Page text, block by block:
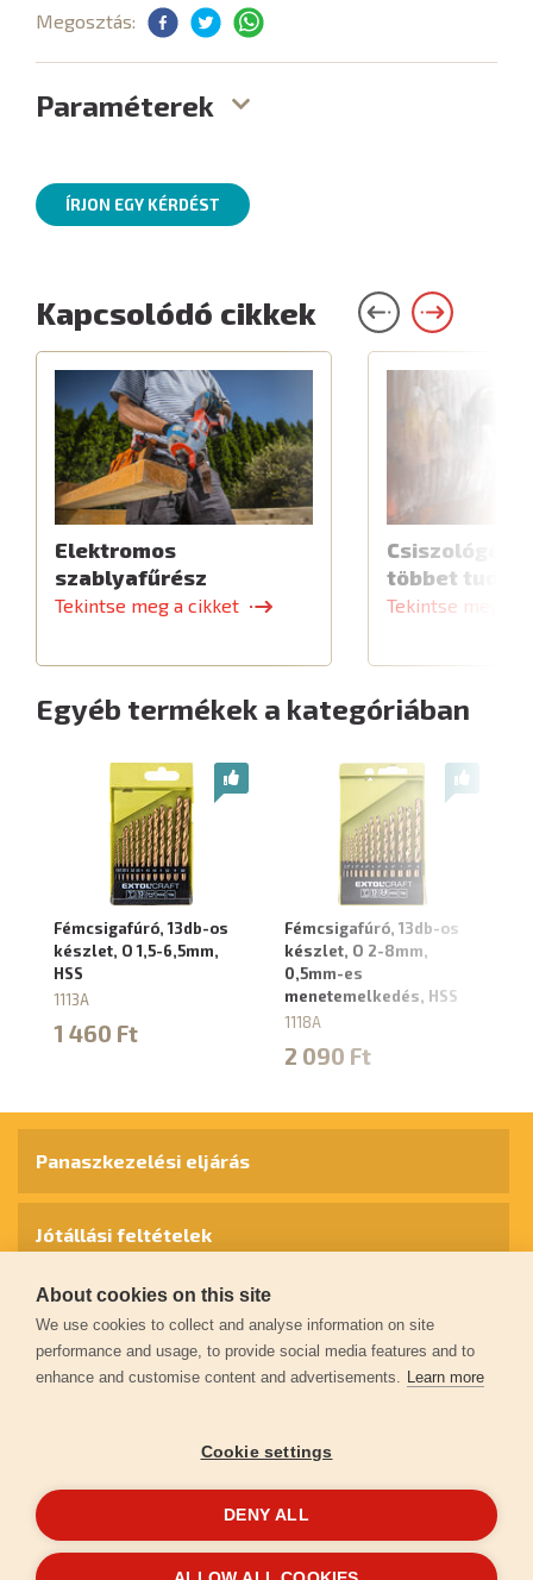
Megosztás:
Paraméterek
ÍRJON EGY KÉRDÉST
Kapcsolódó cikkek
Elektromos
szablyafűrész
Tekintse meg a cikket
Csiszológép,
többet tud
Tekintse meg a
Egyéb termékek a kategóriában
Fémcsigafúró, 13db-os
készlet, O 1,5-6,5mm,
HSS
1113A
1 460 Ft
Fémcsigafúró, 13db-os
készlet, O 2-8mm,
0,5mm-es
menetemelkedés, HSS
1118A
2 090 Ft
© 2026extol.hu- Minden jog fenntartva
Panaszkezelési eljárás
Jótállási feltételek
Személyes adatok védelme
Kapcsolat
Garancia regisztráció
About cookies on this site
We use cookies to collect and analyse information on site
performance and usage, to provide social media features and to
enhance and customise content and advertisements. Learn more
Cookie settings
DENY ALL